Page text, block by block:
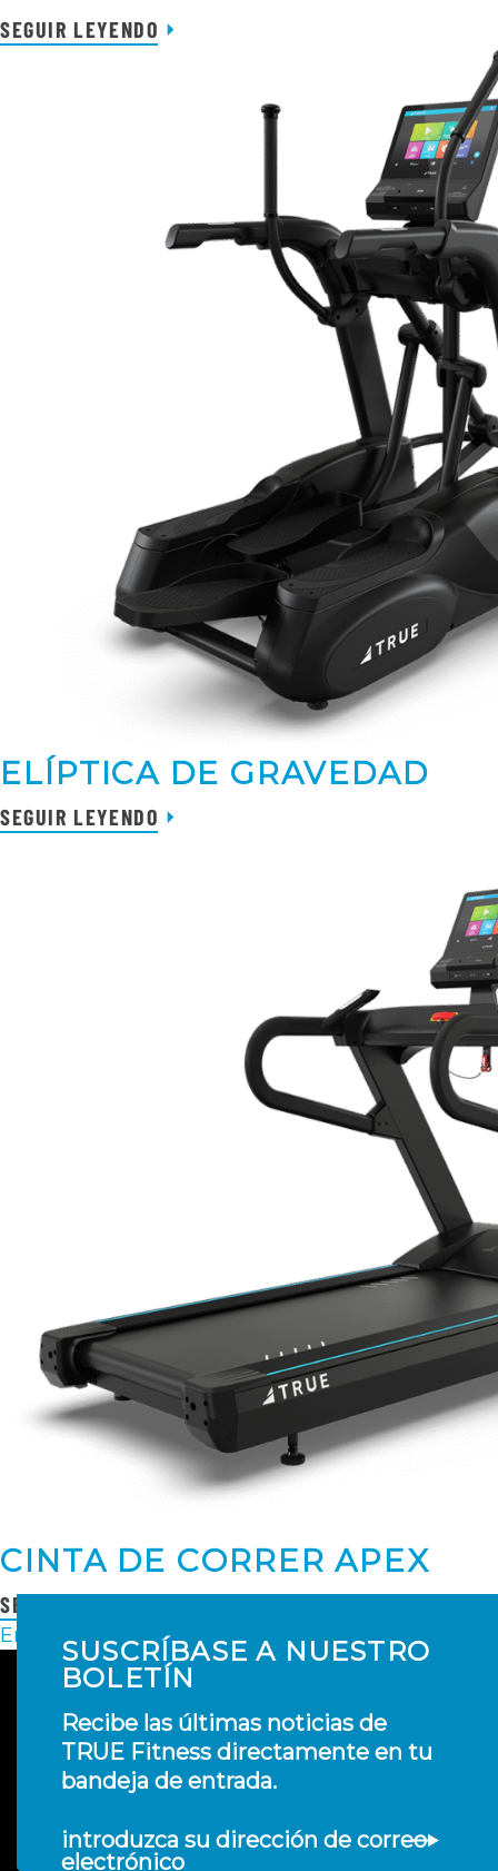
SEGUIR LEYENDO
ELÍPTICA DE GRAVEDAD
SEGUIR LEYENDO
CINTA DE CORRER APEX
SEGUIR LEYENDO
POSTS
NAVEGACIÓN
Entradas antiguas
SUSCRÍBASE A NUESTRO
BOLETÍN
Recibe las últimas noticias de
TRUE Fitness directamente en tu
bandeja de entrada.
introduzca su dirección de correo
electrónico